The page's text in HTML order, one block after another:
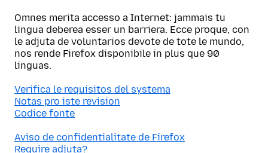
Omnes merita accesso a Internet: jammais tu
lingua deberea esser un barriera. Ecce proque, con
le adjuta de voluntarios devote de tote le mundo,
nos rende Firefox disponibile in plus que 90
linguas.
Verifica le requisitos del systema
Notas pro iste revision
Codice fonte
Aviso de confidentialitate de Firefox
Require adjuta?